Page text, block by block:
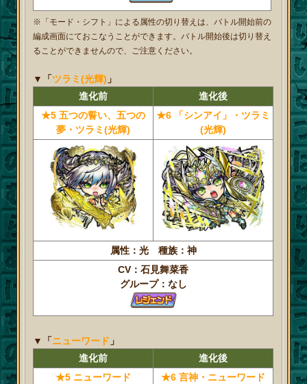
※「モード・シフト」による属性の切り替えは、バトル開始前の
編成画面にておこなうことができます。バトル開始後は切り替え
ることができませんので、ご注意ください。
▼「ツラミ(光輝) 」
進化前
進化後
★5 五つの誓い、五つの
夢・ツラミ(光輝)
★6 「シンアイ」・ツラミ
(光輝)
属性：光 種族：神
CV：石見舞菜香
グループ：なし
▼「ニューワード 」
進化前
進化後
★5 ニューワード
★6 言神・ニューワード